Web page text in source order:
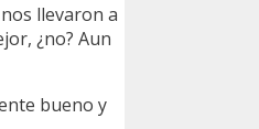
llevaron a
¿no? Aun
bueno y